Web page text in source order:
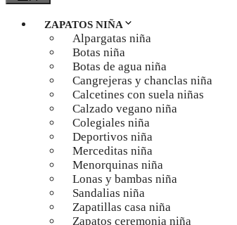
ZAPATOS NIÑA
Alpargatas niña
Botas niña
Botas de agua niña
Cangrejeras y chanclas niña
Calcetines con suela niñas
Calzado vegano niña
Colegiales niña
Deportivos niña
Merceditas niña
Menorquinas niña
Lonas y bambas niña
Sandalias niña
Zapatillas casa niña
Zapatos ceremonia niña